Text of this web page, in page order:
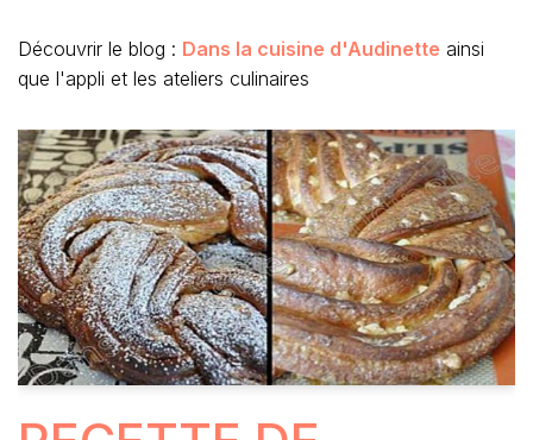
Découvrir le blog : Dans la cuisine d'Audinette ainsi
que l'appli et les ateliers culinaires